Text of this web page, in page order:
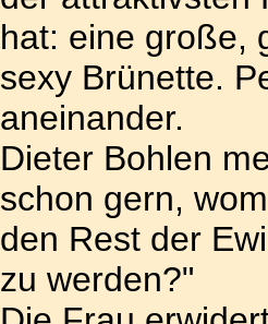
hat: eine große,
sexy Brünette.
aneinander.
Dieter Bohlen
schon gern,
den Rest der
zu werden?"